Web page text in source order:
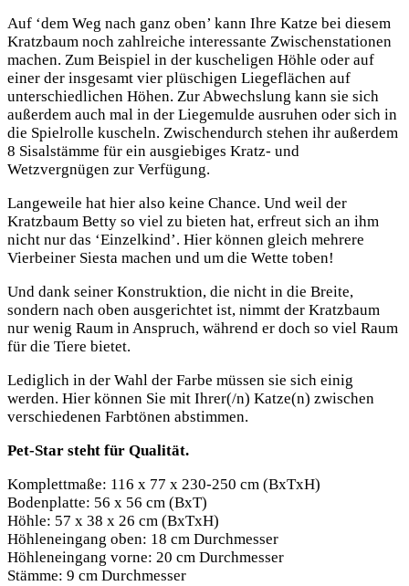
Auf ‘dem Weg nach ganz oben’ kann Ihre Katze bei diesem
Kratzbaum noch zahlreiche interessante Zwischenstationen
machen. Zum Beispiel in der kuscheligen Höhle oder auf
einer der insgesamt vier plüschigen Liegeflächen auf
unterschiedlichen Höhen. Zur Abwechslung kann sie sich
außerdem auch mal in der Liegemulde ausruhen oder sich in
die Spielrolle kuscheln. Zwischendurch stehen ihr außerdem
8 Sisalstämme für ein ausgiebiges Kratz- und
Wetzvergnügen zur Verfügung.
Langeweile hat hier also keine Chance. Und weil der
Kratzbaum Betty so viel zu bieten hat, erfreut sich an ihm
nicht nur das ‘Einzelkind’. Hier können gleich mehrere
Vierbeiner Siesta machen und um die Wette toben!
Und dank seiner Konstruktion, die nicht in die Breite,
sondern nach oben ausgerichtet ist, nimmt der Kratzbaum
nur wenig Raum in Anspruch, während er doch so viel Raum
für die Tiere bietet.
Lediglich in der Wahl der Farbe müssen sie sich einig
werden. Hier können Sie mit Ihrer(/n) Katze(n) zwischen
verschiedenen Farbtönen abstimmen.
Pet-Star steht für Qualität.
Komplettmaße: 116 x 77 x 230-250 cm (BxTxH)
Bodenplatte: 56 x 56 cm (BxT)
Höhle: 57 x 38 x 26 cm (BxTxH)
Höhleneingang oben: 18 cm Durchmesser
Höhleneingang vorne: 20 cm Durchmesser
Stämme: 9 cm Durchmesser